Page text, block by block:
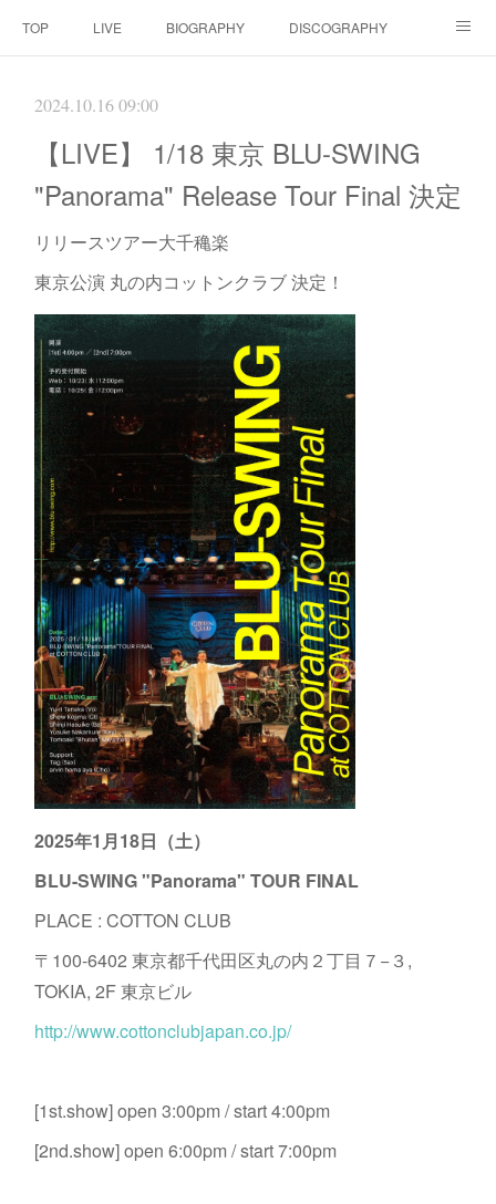
TOP LIVE BIOGRAPHY DISCOGRAPHY
2024.10.16 09:00
【LIVE】 1/18 東京 BLU-SWING
"Panorama" Release Tour Final 決定
リリースツアー大千穐楽
東京公演 丸の内コットンクラブ 決定！
2025年1月18日（土）
BLU-SWING "Panorama" TOUR FINAL
PLACE : COTTON CLUB
〒100-6402 東京都千代田区丸の内２丁目７−３,
TOKIA, 2F 東京ビル
http://www.cottonclubjapan.co.jp/
[1st.show] open 3:00pm / start 4:00pm
[2nd.show] open 6:00pm / start 7:00pm